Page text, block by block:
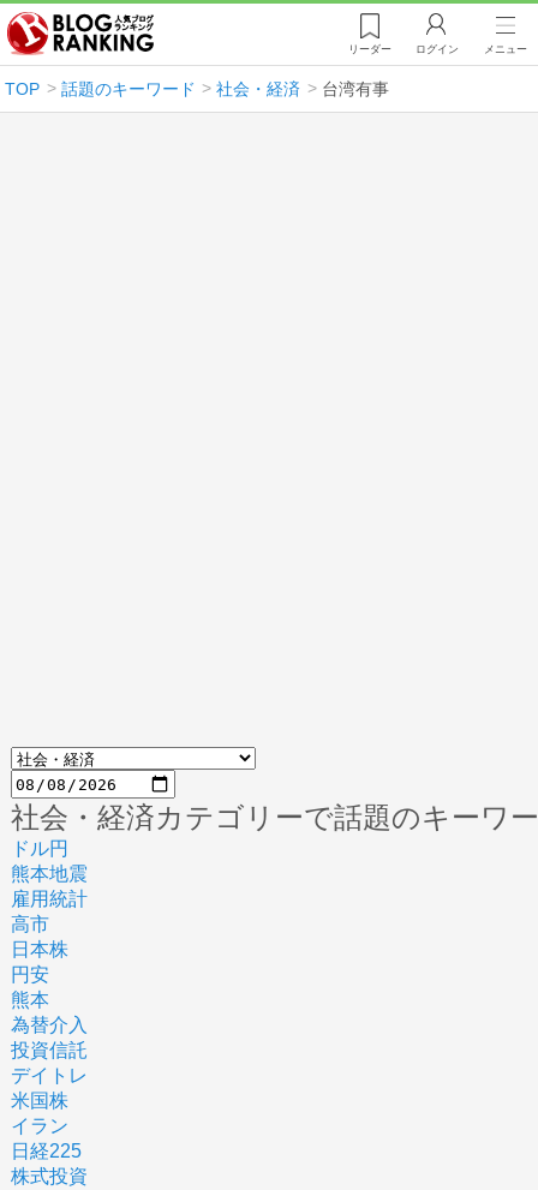
リーダー ログイン メニュー
TOP 話題のキーワード 社会・経済 台湾有事
社会・経済カテゴリーで話題のキーワ
ドル円
熊本地震
雇用統計
高市
日本株
円安
熊本
為替介入
投資信託
デイトレ
米国株
イラン
日経225
株式投資